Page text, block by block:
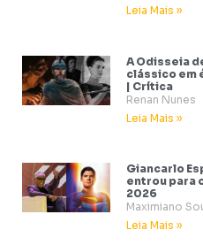
Leia Mais »
A Odisseia
clássico em
| Crítica
Renan Nunes
Leia Mais »
Giancarlo
entrou para
2026
Maximiano
Leia Mais »